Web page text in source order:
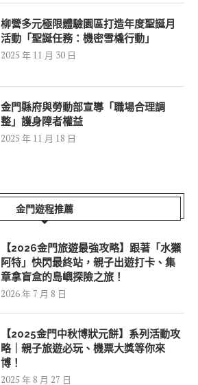
柳營多元極限體驗園區打造年度聖誕月
活動「聖誕任務：機密雪橇行動」
2025 年 11 月 30 日
金門縣府與勞動部宣導「職場合理調
整」護身障者權益
2025 年 11 月 18 日
金門遊程推薦
【2026金門旅遊最強攻略】跟著「水獺
阿特」快閃最終站，親子出遊打卡、集
章拿盲盒的島嶼探險之旅！
2026 年 7 月 8 日
【2025金門中秋博狀元餅】系列活動攻
略｜親子旅遊必玩、機票大獎等你來
博！
2025 年 8 月 27 日